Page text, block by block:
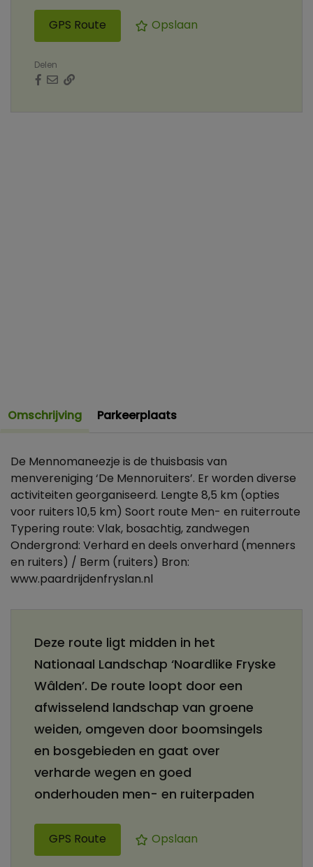
GPS Route Opslaan
Delen
Omschrijving Parkeerplaats
De Mennomaneezje is de thuisbasis van
menvereniging ‘De Mennoruiters’. Er worden diverse
activiteiten georganiseerd. Lengte 8,5 km (opties
voor ruiters 10,5 km) Soort route Men- en ruiterroute
Typering route: Vlak, bosachtig, zandwegen
Ondergrond: Verhard en deels onverhard (menners
en ruiters) / Berm (ruiters) Bron:
www.paardrijdenfryslan.nl
Deze route ligt midden in het
Nationaal Landschap ‘Noardlike Fryske
Wâlden’. De route loopt door een
afwisselend landschap van groene
weiden, omgeven door boomsingels
en bosgebieden en gaat over
verharde wegen en goed
onderhouden men- en ruiterpaden
GPS Route Opslaan